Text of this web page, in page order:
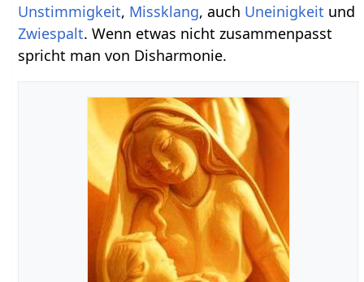
Unstimmigkeit, Missklang, auch Uneinigkeit und
Zwiespalt. Wenn etwas nicht zusammenpasst
spricht man von Disharmonie.